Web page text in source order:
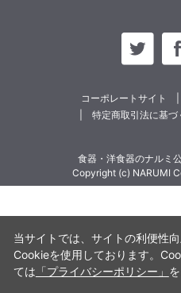
コーポレートサイト
特定商取引法に基づ
食器・洋食器のナルミ
Copyright (c) NARUMI
当サイトでは、サイトの利便性向
Cookieを使用しております。
ては 「プライバシーポリシー」